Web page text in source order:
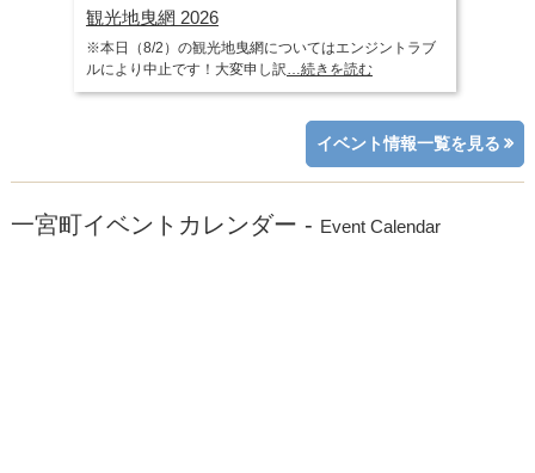
観光地曳網 2026
※本日（8/2）の観光地曳網についてはエンジントラブ
ルにより中止です！大変申し訳…続きを読む
イベント情報一覧を見る
一宮町イベントカレンダー - Event Calendar